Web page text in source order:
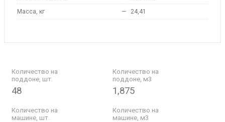
Масса, кг — 24,41
Количество на
поддоне, шт.
48
Количество на
поддоне, м3
1,875
Количество на
машине, шт.
Количество на
машине, м3